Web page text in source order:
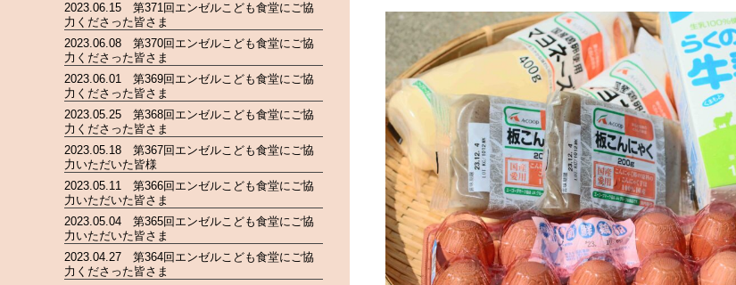
2023.06.15 第371回エンゼルこども食堂にご協
力くださった皆さま
2023.06.08 第370回エンゼルこども食堂にご協
力くださった皆さま
2023.06.01 第369回エンゼルこども食堂にご協
力くださった皆さま
2023.05.25 第368回エンゼルこども食堂にご協
力くださった皆さま
2023.05.18 第367回エンゼルこども食堂にご協
力いただいた皆様
2023.05.11 第366回エンゼルこども食堂にご協
力いただいた皆さま
2023.05.04 第365回エンゼルこども食堂にご協
力いただいた皆さま
2023.04.27 第364回エンゼルこども食堂にご協
力くださった皆さま